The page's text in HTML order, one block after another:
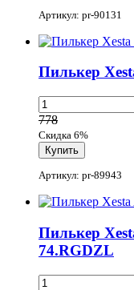
Артикул: pr-90131
Пилькер
778
Скидка 6%
Артикул: pr-89943
Пилькер
74.RGDZL